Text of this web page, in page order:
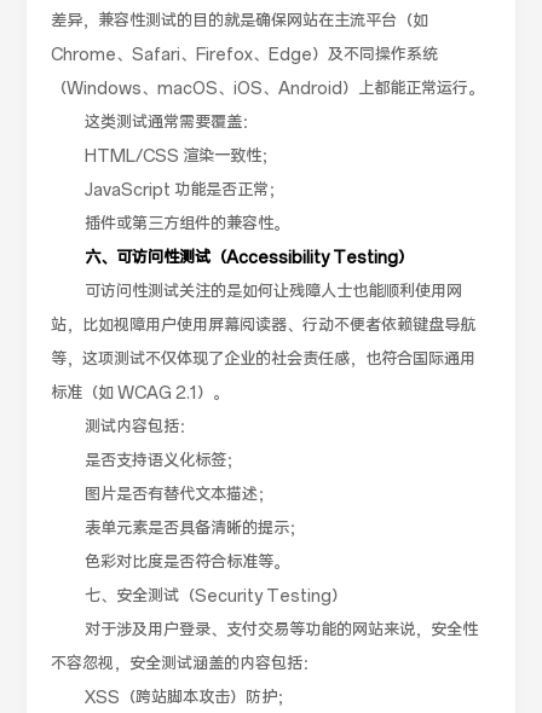
差异，兼容性测试的目的就是确保网站在主流平台（如
Chrome、Safari、Firefox、Edge）及不同操作系统
（Windows、macOS、iOS、Android）上都能正常运行。
这类测试通常需要覆盖：
HTML/CSS 渲染一致性；
JavaScript 功能是否正常；
插件或第三方组件的兼容性。
六、可访问性测试（Accessibility Testing）
可访问性测试关注的是如何让残障人士也能顺利使用网
站，比如视障用户使用屏幕阅读器、行动不便者依赖键盘导航
等，这项测试不仅体现了企业的社会责任感，也符合国际通用
标准（如 WCAG 2.1）。
测试内容包括：
是否支持语义化标签；
图片是否有替代文本描述；
表单元素是否具备清晰的提示；
色彩对比度是否符合标准等。
七、安全测试（Security Testing）
对于涉及用户登录、支付交易等功能的网站来说，安全性
不容忽视，安全测试涵盖的内容包括：
XSS（跨站脚本攻击）防护；